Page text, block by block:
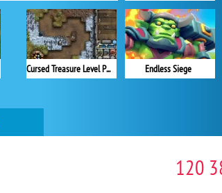
Endless Siege
Cursed Treasure Level Pack
120